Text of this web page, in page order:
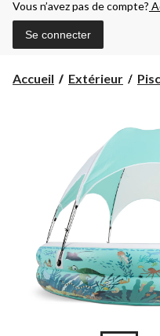
Vous n’avez pas de compte?
Se connecter
Accueil Extérieur